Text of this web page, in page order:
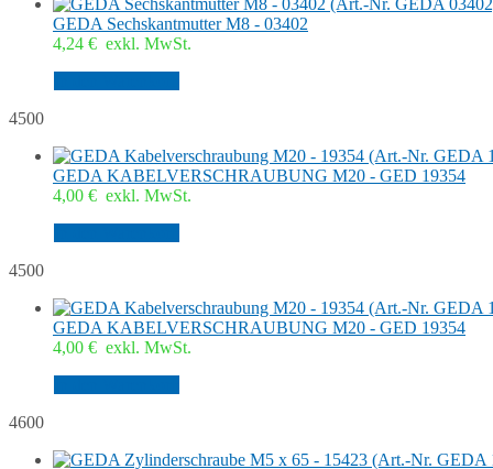
GEDA Sechskantmutter M8 - 03402
4,24 € exkl. MwSt.
4500
GEDA KABELVERSCHRAUBUNG M20 - GED 19354
4,00 € exkl. MwSt.
4500
GEDA KABELVERSCHRAUBUNG M20 - GED 19354
4,00 € exkl. MwSt.
4600